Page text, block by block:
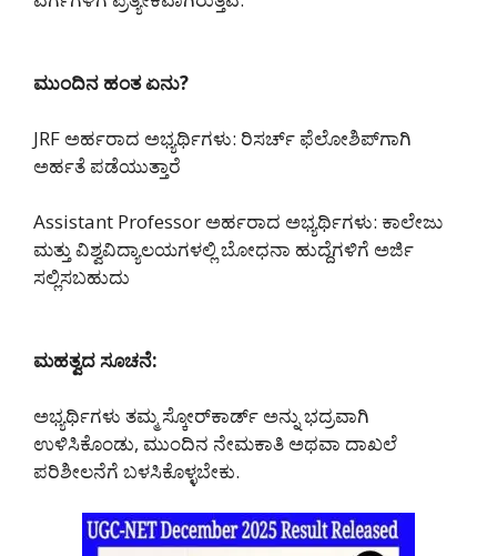
ಮುಂದಿನ ಹಂತ ಏನು?
JRF ಅರ್ಹರಾದ ಅಭ್ಯರ್ಥಿಗಳು: ರಿಸರ್ಚ್ ಫೆಲೋಶಿಪ್‌ಗಾಗಿ
ಅರ್ಹತೆ ಪಡೆಯುತ್ತಾರೆ
Assistant Professor ಅರ್ಹರಾದ ಅಭ್ಯರ್ಥಿಗಳು: ಕಾಲೇಜು
ಮತ್ತು ವಿಶ್ವವಿದ್ಯಾಲಯಗಳಲ್ಲಿ ಬೋಧನಾ ಹುದ್ದೆಗಳಿಗೆ ಅರ್ಜಿ
ಸಲ್ಲಿಸಬಹುದು
ಮಹತ್ವದ ಸೂಚನೆ:
ಅಭ್ಯರ್ಥಿಗಳು ತಮ್ಮ ಸ್ಕೋರ್‌ಕಾರ್ಡ್ ಅನ್ನು ಭದ್ರವಾಗಿ
ಉಳಿಸಿಕೊಂಡು, ಮುಂದಿನ ನೇಮಕಾತಿ ಅಥವಾ ದಾಖಲೆ
ಪರಿಶೀಲನೆಗೆ ಬಳಸಿಕೊಳ್ಳಬೇಕು.